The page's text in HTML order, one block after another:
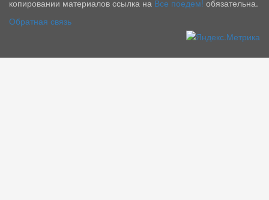
копировании материалов ссылка на Все поедем! обязательна.
Обратная связь